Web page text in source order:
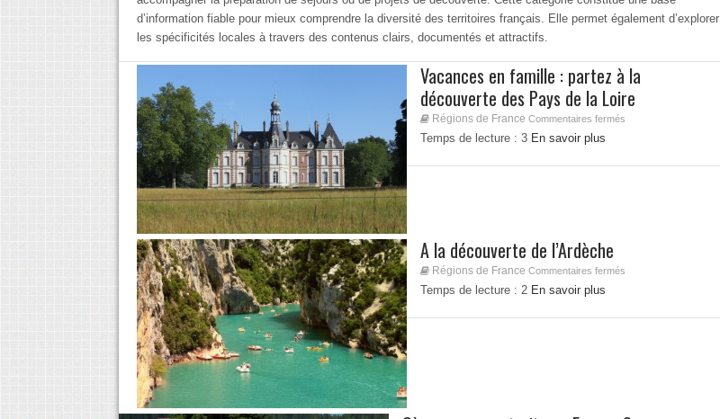
d’information fiable pour mieux comprendre la diversité des territoires français. Elle permet également d’explorer
les spécificités locales à travers des contenus clairs, documentés et attractifs.
Vacances en famille : partez à la
découverte des Pays de la Loire
Régions de France Commentaires fermés
Temps de lecture : 3 En savoir plus
A la découverte de l’Ardèche
Régions de France Commentaires fermés
Temps de lecture : 2 En savoir plus